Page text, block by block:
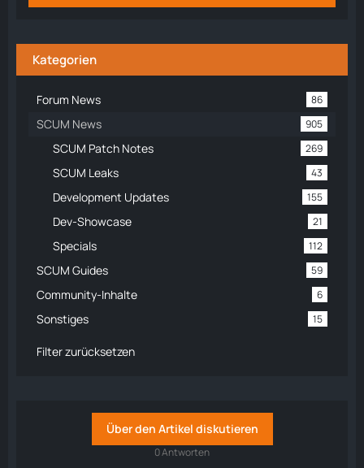
Kategorien
Forum News 86
SCUM News 905
SCUM Patch Notes 269
SCUM Leaks 43
Development Updates 155
Dev-Showcase 21
Specials 112
SCUM Guides 59
Community-Inhalte 6
Sonstiges 15
Filter zurücksetzen
Über den Artikel diskutieren
0 Antworten